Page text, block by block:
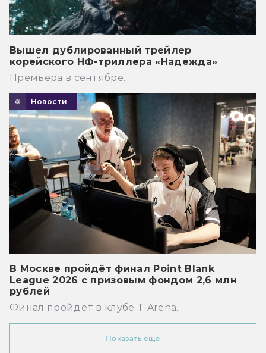
Вышел дублированный трейлер
корейского НФ-триллера «Надежда»
Премьера в сентябре.
Новости
В Москве пройдёт финал Point Blank
League 2026 с призовым фондом 2,6 млн
рублей
Финал пройдёт в клубе T-Arena.
Показать ещё